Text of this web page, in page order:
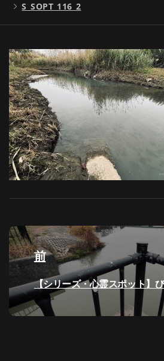
S_SOPT_116_2
投
稿
ナ
ビ
前
過
去
の
【シリーズ・心霊スポット】